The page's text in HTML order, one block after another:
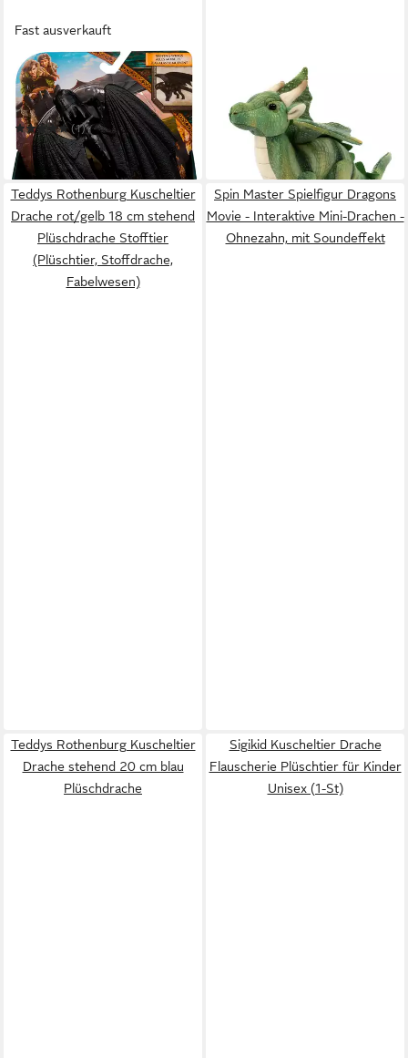
Fast ausverkauft
SPIN MASTER
Spielfigur Dragons Movie -
Basic Dragons - Ohnezahn
(1)
12,47 €
in 1-2 Werktagen bei dir
TEDDYS ROTHENBURG
Kuscheltier Drache grün
stehend 20 cm Plüschdrache
Stofftier
17,95 €
in 2-3 Werktagen bei dir
Teddys Rothenburg Kuscheltier
Drache rot/gelb 18 cm stehend
Plüschdrache Stofftier
(Plüschtier, Stoffdrache,
Fabelwesen)
Spin Master Spielfigur Dragons
Movie - Interaktive Mini-Drachen -
Ohnezahn, mit Soundeffekt
Teddys Rothenburg Kuscheltier
Drache stehend 20 cm blau
Plüschdrache
Sigikid Kuscheltier Drache
Flauscherie Plüschtier für Kinder
Unisex (1-St)